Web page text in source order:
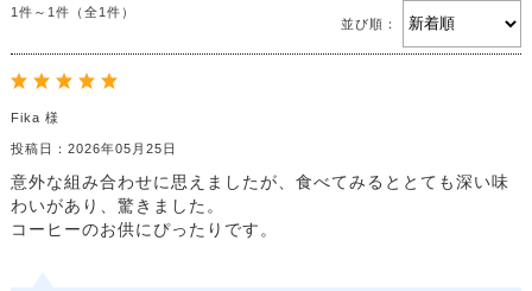
コーヒー
1件～1件（全1件）
並び順：
Fika 様
投稿日：2026年05月25日
意外な組み合わせに思えましたが、食べてみるととても深い味
わいがあり、驚きました。
コーヒーのお供にぴったりです。